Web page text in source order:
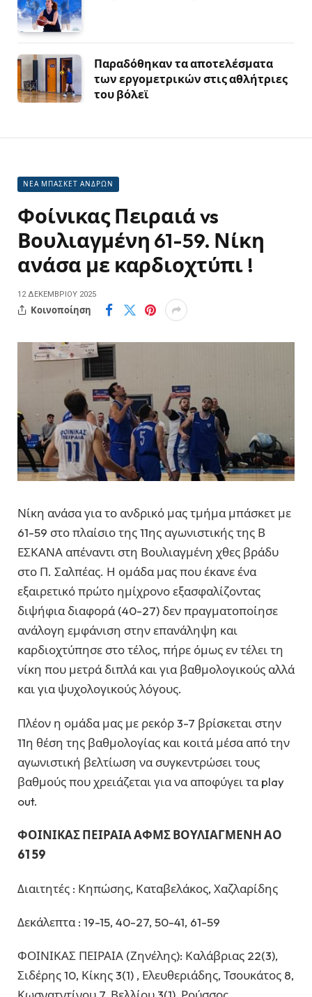
Παραδόθηκαν τα αποτελέσματα
των εργομετρικών στις αθλήτριες
του βόλεϊ
ΝΕΑ ΜΠΑΣΚΕΤ ΑΝΔΡΩΝ
Φοίνικας Πειραιά vs
Βουλιαγμένη 61-59. Νίκη
ανάσα με καρδιοχτύπι !
12 ΔΕΚΕΜΒΡΊΟΥ 2025
Κοινοποίηση
Νίκη ανάσα για το ανδρικό μας τμήμα μπάσκετ με
61-59 στο πλαίσιο της 11ης αγωνιστικής της Β
ΕΣΚΑΝΑ απέναντι στη Βουλιαγμένη χθες βράδυ
στο Π. Σαλπέας. Η ομάδα μας που έκανε ένα
εξαιρετικό πρώτο ημίχρονο εξασφαλίζοντας
διψήφια διαφορά (40-27) δεν πραγματοποίησε
ανάλογη εμφάνιση στην επανάληψη και
καρδιοχτύπησε στο τέλος, πήρε όμως εν τέλει τη
νίκη που μετρά διπλά και για βαθμολογικούς αλλά
και για ψυχολογικούς λόγους.
Πλέον η ομάδα μας με ρεκόρ 3-7 βρίσκεται στην
11η θέση της βαθμολογίας και κοιτά μέσα από την
αγωνιστική βελτίωση να συγκεντρώσει τους
βαθμούς που χρειάζεται για να αποφύγει τα play
out.
ΦΟΙΝΙΚΑΣ ΠΕΙΡΑΙΑ ΑΦΜΣ ΒΟΥΛΙΑΓΜΕΝΗ ΑΟ
61 59
Διαιτητές : Κηπώσης, Καταβελάκος, Χαζλαρίδης
Δεκάλεπτα : 19-15, 40-27, 50-41, 61-59
ΦΟΙΝΙΚΑΣ ΠΕΙΡΑΙΑ (Ζηνέλης): Καλάβριας 22(3),
Σιδέρης 10, Κίκης 3(1) , Ελευθεριάδης, Τσουκάτος 8,